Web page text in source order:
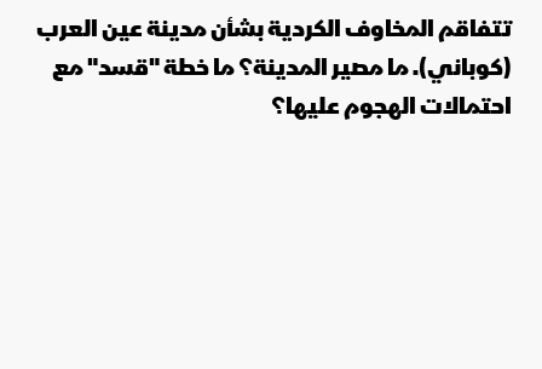
تتفاقم المخاوف الكردية بشأن مدينة عين العرب
(كوباني). ما مصير المدينة؟ ما خطة "قسد" مع
احتمالات الهجوم عليها؟